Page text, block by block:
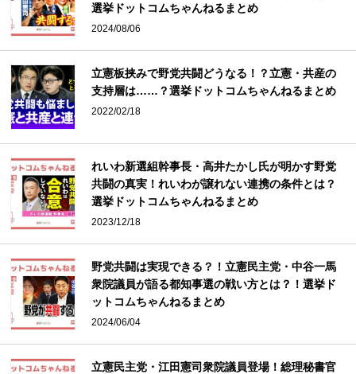
選挙ドットコムちゃんねるまとめ
2024/08/06
立憲板挟みで野党共闘どうなる！？立憲・共産の
支持層は……？選挙ドットコムちゃんねるまとめ
2022/02/18
れいわ新選組幹事長・高井たかし氏が明かす野党
共闘の真実！れいわが譲れない連携の条件とは？
選挙ドットコムちゃんねるまとめ
2023/12/18
野党共闘は実現できる？！立憲民主党・中谷一馬
衆院議員が語る都知事選の戦い方とは？！選挙ド
ットコムちゃんねるまとめ
2024/06/04
立憲民主党・江田憲司衆院議員登場！総理秘書官